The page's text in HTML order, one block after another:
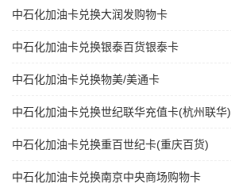
中石化加油卡兑换大润发购物卡
中石化加油卡兑换银泰百货银泰卡
中石化加油卡兑换物美/美通卡
中石化加油卡兑换世纪联华充值卡(杭州联华)
中石化加油卡兑换重百世纪卡(重庆百货)
中石化加油卡兑换南京中央商场购物卡